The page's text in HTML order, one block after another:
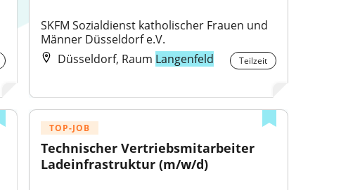
SKFM Sozialdienst katholischer Frauen und
Männer Düsseldorf e.V.
Düsseldorf, Raum Langenfeld Teilzeit
TOP-JOB
Technischer Vertriebsmitarbeiter
Ladeinfrastruktur (m/w/d)